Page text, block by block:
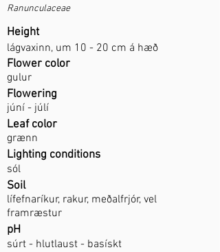
Ranunculaceae
Height
lágvaxinn, um 10 - 20 cm á hæð
Flower color
gulur
Flowering
júní - júlí
Leaf color
grænn
Lighting conditions
sól
Soil
lífefnaríkur, rakur, meðalfrjór, vel
framræstur
pH
súrt - hlutlaust - basískt